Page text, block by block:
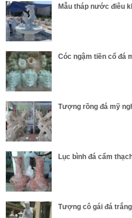
Mẫu tháp nước điêu
Cóc ngậm tiền cổ đá
Tượng rồng đá mỹ
Lục bình đá cẩm
Tượng cô gái đá trắng